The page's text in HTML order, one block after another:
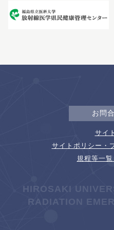
お問
サイ
サイトポリシー・
規程等一覧
HIROSAKI
RADIATION